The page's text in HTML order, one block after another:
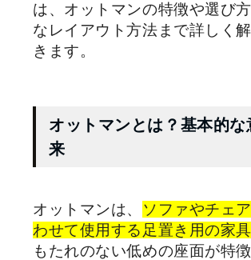
は、オットマンの特徴や選び
なレイアウト方法まで詳しく
きます。
オットマンとは？基本的な
来
オットマンは、 ソファやチェ
わせて使用する足置き用の家具
もたれのない低めの座面が特